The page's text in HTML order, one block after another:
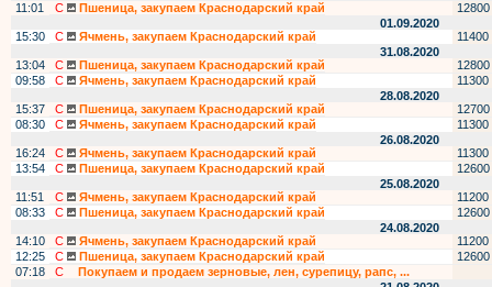
11:01
С Пшеница, закупаем Краснодарский край
12800
01.09.2020
15:30
С Ячмень, закупаем Краснодарский край
11400
31.08.2020
13:04
С Пшеница, закупаем Краснодарский край
12800
09:58
С Ячмень, закупаем Краснодарский край
11300
28.08.2020
15:37
С Пшеница, закупаем Краснодарский край
12700
08:30
С Ячмень, закупаем Краснодарский край
11300
26.08.2020
16:24
С Ячмень, закупаем Краснодарский край
11300
13:54
С Пшеница, закупаем Краснодарский край
12600
25.08.2020
11:51
С Ячмень, закупаем Краснодарский край
11200
08:33
С Пшеница, закупаем Краснодарский край
12600
24.08.2020
14:10
С Ячмень, закупаем Краснодарский край
11200
12:25
С Пшеница, закупаем Краснодарский край
12600
07:18
С
Покупаем и продаем зерновые, лен, сурепицу, рапс, ...